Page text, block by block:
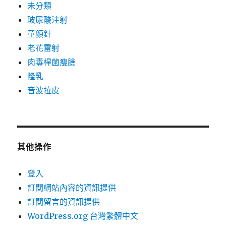
未分類
玻尿酸注射
童顏針
老花雷射
肉毒桿菌瘦臉
隆乳
音波拉皮
其他操作
登入
訂閱網站內容的資訊提供
訂閱留言的資訊提供
WordPress.org 台灣繁體中文